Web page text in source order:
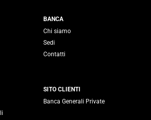
Generali
BANCA
Chi siamo
Sedi
Contatti
SITO CLIENTI
Banca Generali Private